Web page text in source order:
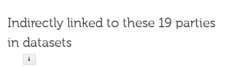
Indirectly linked to these 19 parties
in datasets